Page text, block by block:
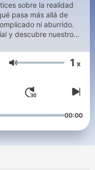
sobre la realidad
pasa más allá de
ni aburrido.
y descubre nuestro
The
Volume 1 x
00:00